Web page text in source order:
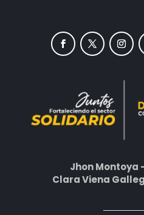
Jhon Montoya
Clara Viena